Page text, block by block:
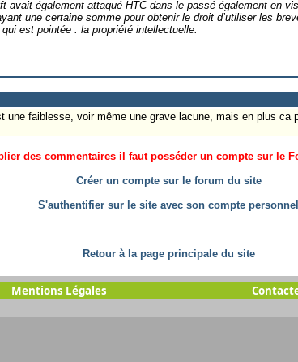
avait également attaqué HTC dans le passé également en
une certaine somme pour obtenir le droit d’utiliser les
est pointée : la propriété intellectuelle.
une faiblesse, voir même une grave lacune, mais en plus ca
des commentaires il faut posséder un compte sur le
Créer un compte sur le forum du site
S'authentifier sur le site avec son compte personnel
Retour à la page principale du site
Mentions Légales